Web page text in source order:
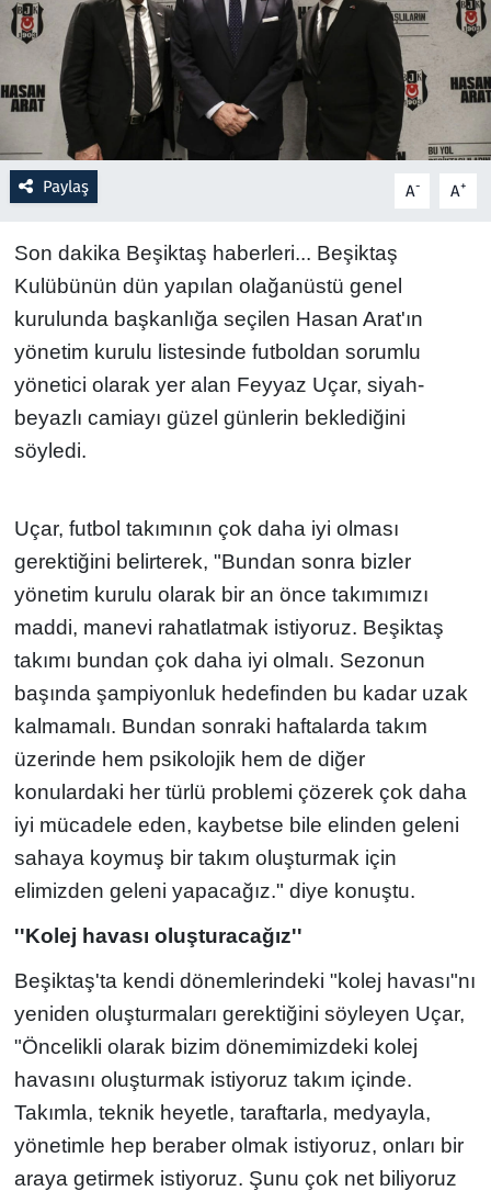
Paylaş A- A+
Son dakika Beşiktaş haberleri... Beşiktaş
Kulübünün dün yapılan olağanüstü genel
kurulunda başkanlığa seçilen Hasan Arat'ın
yönetim kurulu listesinde futboldan sorumlu
yönetici olarak yer alan Feyyaz Uçar, siyah-
beyazlı camiayı güzel günlerin beklediğini
söyledi.
Uçar, futbol takımının çok daha iyi olması
gerektiğini belirterek, "Bundan sonra bizler
yönetim kurulu olarak bir an önce takımımızı
maddi, manevi rahatlatmak istiyoruz. Beşiktaş
takımı bundan çok daha iyi olmalı. Sezonun
başında şampiyonluk hedefinden bu kadar uzak
kalmamalı. Bundan sonraki haftalarda takım
üzerinde hem psikolojik hem de diğer
konulardaki her türlü problemi çözerek çok daha
iyi mücadele eden, kaybetse bile elinden geleni
sahaya koymuş bir takım oluşturmak için
elimizden geleni yapacağız." diye konuştu.
''Kolej havası oluşturacağız''
Beşiktaş'ta kendi dönemlerindeki "kolej havası"nı
yeniden oluşturmaları gerektiğini söyleyen Uçar,
"Öncelikli olarak bizim dönemimizdeki kolej
havasını oluşturmak istiyoruz takım içinde.
Takımla, teknik heyetle, taraftarla, medyayla,
yönetimle hep beraber olmak istiyoruz, onları bir
araya getirmek istiyoruz. Şunu çok net biliyoruz
Resmi İlanlar
Rüya Tabirleri
Sağlık
Savunma Sanayi
Spor
Teknoloji ve Bilim
Televizyon